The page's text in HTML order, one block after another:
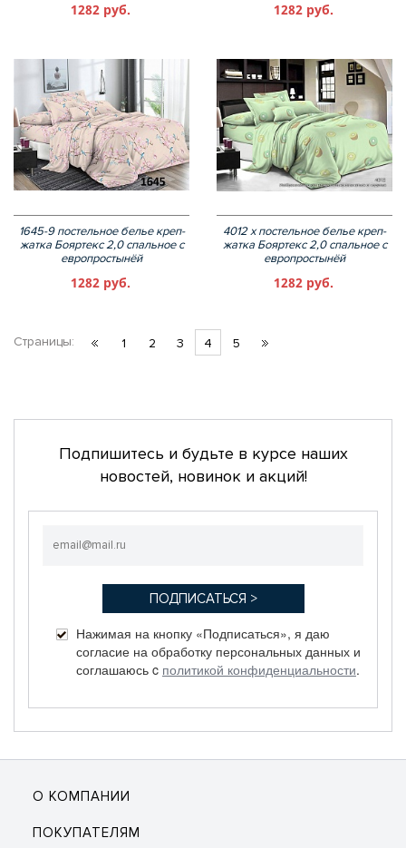
1282 руб. 1282 руб.
1645-9 постельное белье креп-
жатка Бояртекс 2,0 спальное с
европростынёй
1282 руб.
4012 х постельное белье креп-
жатка Бояртекс 2,0 спальное с
европростынёй
1282 руб.
Страницы: 1 2 3 4 5
Подпишитесь и будьте в курсе наших
новостей, новинок и акций!
Нажимая на кнопку «Подписаться», я даю
согласие на обработку персональных данных и
соглашаюсь c политикой конфиденциальности.
О КОМПАНИИ
ПОКУПАТЕЛЯМ